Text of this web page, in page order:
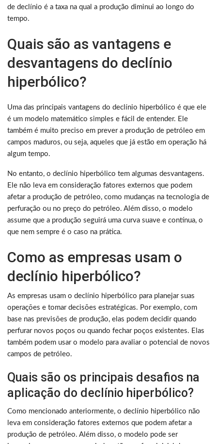
de declínio é a taxa na qual a produção diminui ao longo do
tempo.
Quais são as vantagens e
desvantagens do declínio
hiperbólico?
Uma das principais vantagens do declínio hiperbólico é que ele
é um modelo matemático simples e fácil de entender. Ele
também é muito preciso em prever a produção de petróleo em
campos maduros, ou seja, aqueles que já estão em operação há
algum tempo.
No entanto, o declínio hiperbólico tem algumas desvantagens.
Ele não leva em consideração fatores externos que podem
afetar a produção de petróleo, como mudanças na tecnologia de
perfuração ou no preço do petróleo. Além disso, o modelo
assume que a produção seguirá uma curva suave e contínua, o
que nem sempre é o caso na prática.
Como as empresas usam o
declínio hiperbólico?
As empresas usam o declínio hiperbólico para planejar suas
operações e tomar decisões estratégicas. Por exemplo, com
base nas previsões de produção, elas podem decidir quando
perfurar novos poços ou quando fechar poços existentes. Elas
também podem usar o modelo para avaliar o potencial de novos
campos de petróleo.
Quais são os principais desafios na
aplicação do declínio hiperbólico?
Como mencionado anteriormente, o declínio hiperbólico não
leva em consideração fatores externos que podem afetar a
produção de petróleo. Além disso, o modelo pode ser